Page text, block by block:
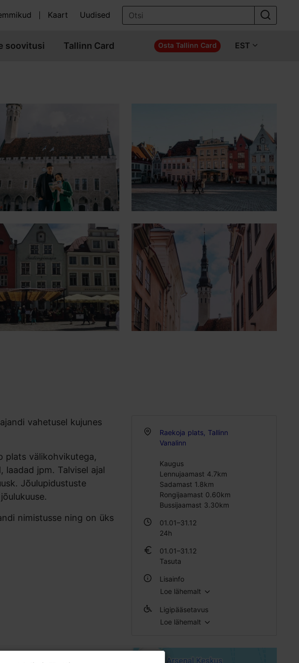
Kaart Uudised
soovitusi Tallinn Card Osta Tallinn Card EST
vahetusel kujunes
plats välikohvikutega,
jpm. Talvisel ajal
Jõulupidustuste
nimistusse ning on üks
Raekoja plats, Tallinn
Vanalinn
Kaugus
Lennujaamast 4.7km
Sadamast 1.8km
Rongijaamast 0.60km
Bussijaamast 3.30km
01.01–31.12
24h
01.01–31.12
Tasuta
Lisainfo
Loe lähemalt
Ligipääsetavus
Täielik ligipääsetavus skuutriga
Loe lähemalt